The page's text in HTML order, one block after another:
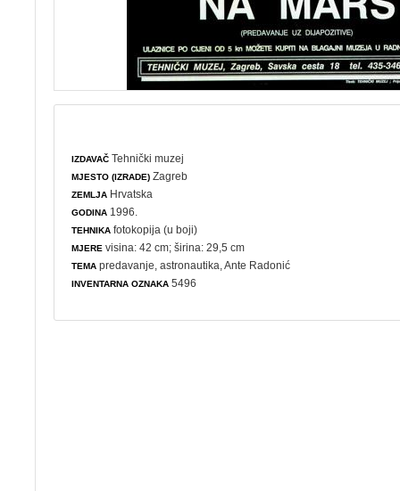
IZDAVAČ Tehnički muzej
MJESTO (IZRADE) Zagreb
ZEMLJA Hrvatska
GODINA 1996.
TEHNIKA fotokopija (u boji)
MJERE visina: 42 cm; širina: 29,5 cm
TEMA predavanje ,astronautika , Ante Radonić
INVENTARNA OZNAKA 5496